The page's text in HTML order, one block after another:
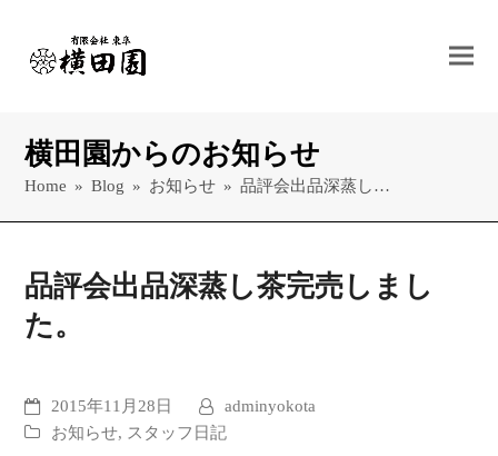
横田園からのお知らせ
Home » Blog » お知らせ » 品評会出品深蒸し…
品評会出品深蒸し茶完売しまし
た。
2015年11月28日
adminyokota
お知らせ, スタッフ日記